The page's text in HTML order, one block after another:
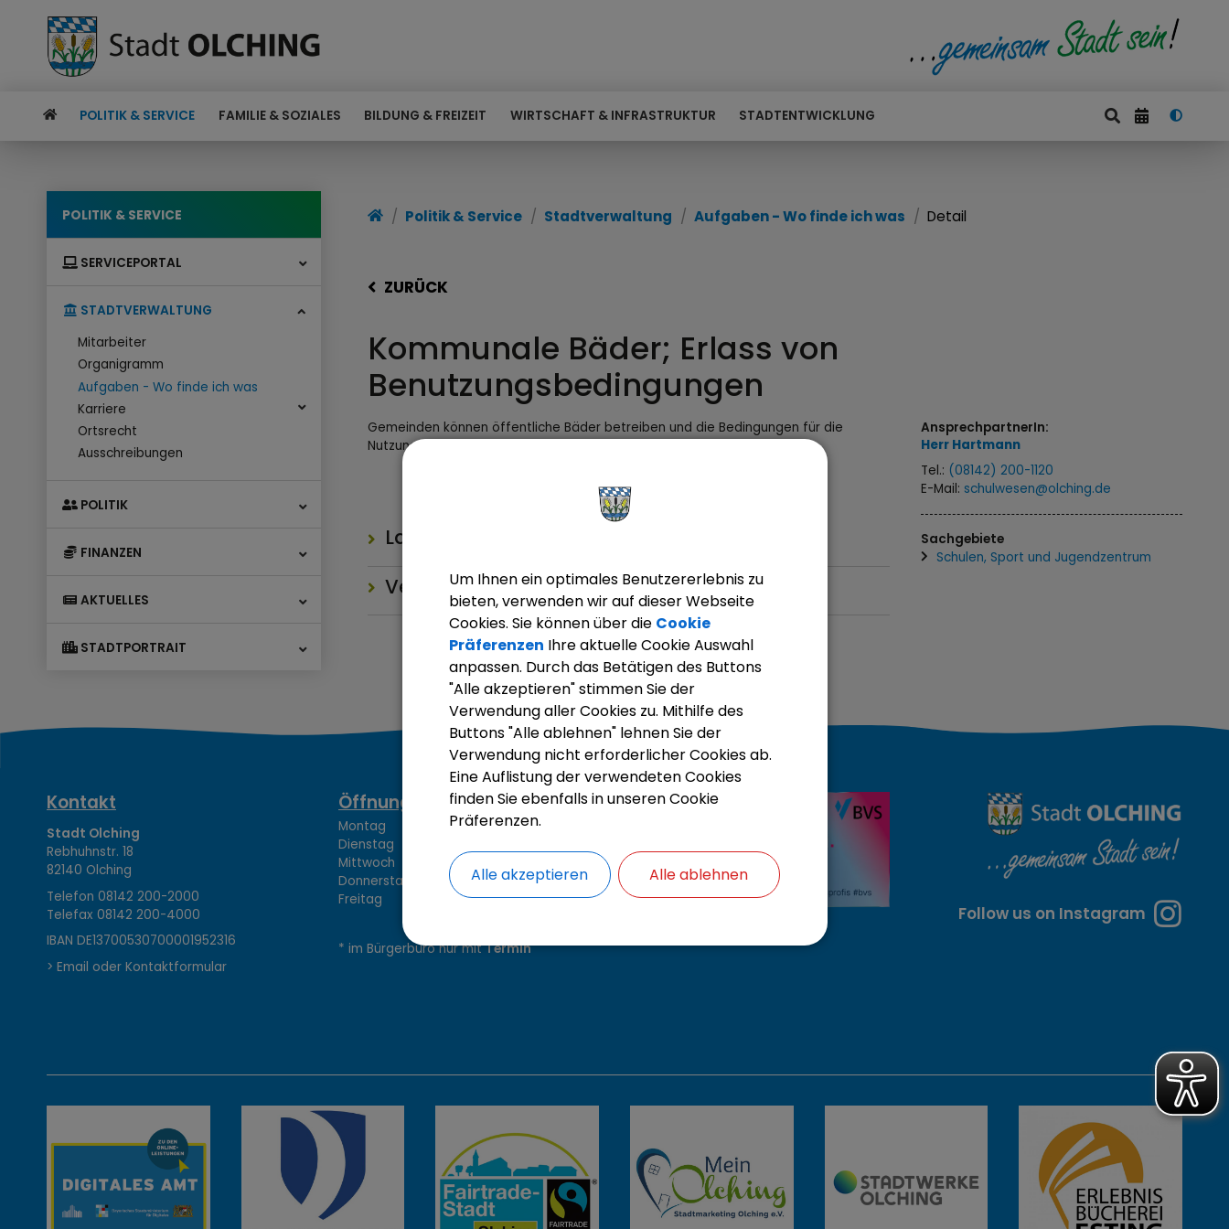
POLITIK & SERVICE FAMILIE & SOZIALES BILDUNG & FREIZEIT WIRTSCHAFT & INFRASTRUKTUR STADTENTWICKLUNG
POLITIK & SERVICE
SERVICEPORTAL
STADTVERWALTUNG
Mitarbeiter
Organigramm
Aufgaben - Wo finde ich was
Karriere
Ortsrecht
Ausschreibungen
POLITIK
FINANZEN
AKTUELLES
STADTPORTRAIT
Politik & Service Stadtverwaltung Aufgaben - Wo finde ich was Detail
ZURÜCK
Kommunale Bäder; Erlass von
Benutzungsbedingungen
Gemeinden können öffentliche Bäder betreiben und die Bedingungen für die
Nutzung festlegen.
Langbeschreibung
Verantwortliche Behörde
AnsprechpartnerIn:
Herr Hartmann
Tel.: (08142) 200-1120
E-Mail: schulwesen@olching.de
Sachgebiete
Schulen, Sport und Jugendzentrum
K
o
n
t
a
k
Kontakt
Stadt Olching
Rebhuhnstr. 18
82140 Olching
Telefon08142 200-2000
Telefax08142 200-4000
IBAN DE13700530700001952316
> Email oder Kontaktformular
Öffnungszeiten
Montag 08.00 - 12.30 Uhr
Dienstag 14.00 - 16.30 Uhr*
Mittwoch 08.00 - 12.30 Uhr*
Donnerstag 14.00 - 18.30 Uhr
Freitag 08.00 - 12.30 Uhr*
* im Bürgerbüro nur mitTermin
Follow us on Instagram
Um Ihnen ein optimales Benutzererlebnis zu
bieten, verwenden wir auf dieser Webseite
Cookies. Sie können über die Cookie
Präferenzen Ihre aktuelle Cookie Auswahl
anpassen. Durch das Betätigen des Buttons
"Alle akzeptieren" stimmen Sie der
Verwendung aller Cookies zu. Mithilfe des
Buttons "Alle ablehnen" lehnen Sie der
Verwendung nicht erforderlicher Cookies ab.
Eine Auflistung der verwendeten Cookies
finden Sie ebenfalls in unseren Cookie
Präferenzen.
Alle akzeptieren Alle ablehnen